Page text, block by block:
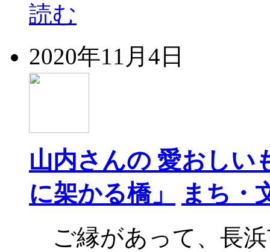
読む
2020年11月4日
山内さんの 愛おしい
に架かる橋」
まち・
ご縁があって、長